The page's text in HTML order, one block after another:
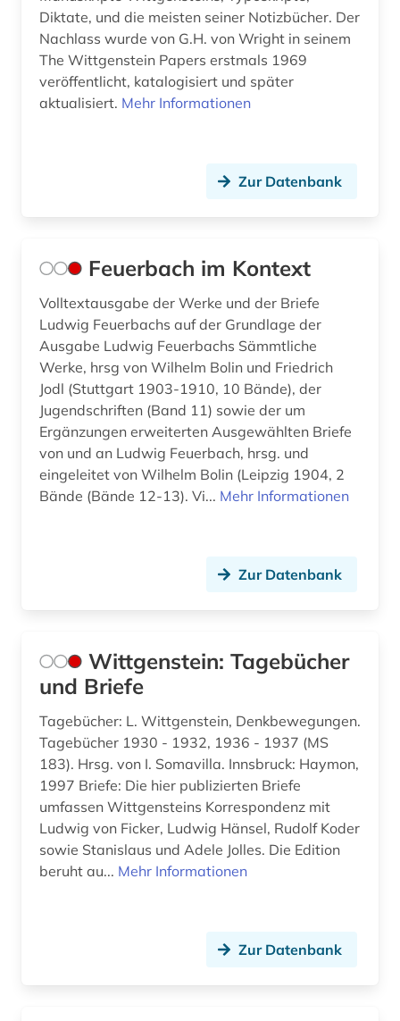
Diktate, und die meisten seiner Notizbücher. Der
Nachlass wurde von G.H. von Wright in seinem
The Wittgenstein Papers erstmals 1969
veröffentlicht, katalogisiert und später
aktualisiert. Mehr Informationen
Zur Datenbank
Feuerbach im Kontext
Volltextausgabe der Werke und der Briefe
Ludwig Feuerbachs auf der Grundlage der
Ausgabe Ludwig Feuerbachs Sämmtliche
Werke, hrsg von Wilhelm Bolin und Friedrich
Jodl (Stuttgart 1903-1910, 10 Bände), der
Jugendschriften (Band 11) sowie der um
Ergänzungen erweiterten Ausgewählten Briefe
von und an Ludwig Feuerbach, hrsg. und
eingeleitet von Wilhelm Bolin (Leipzig 1904, 2
Bände (Bände 12-13). Vi... Mehr Informationen
Zur Datenbank
Wittgenstein: Tagebücher
und Briefe
Tagebücher: L. Wittgenstein, Denkbewegungen.
Tagebücher 1930 - 1932, 1936 - 1937 (MS
183). Hrsg. von I. Somavilla. Innsbruck: Haymon,
1997 Briefe: Die hier publizierten Briefe
umfassen Wittgensteins Korrespondenz mit
Ludwig von Ficker, Ludwig Hänsel, Rudolf Koder
sowie Stanislaus und Adele Jolles. Die Edition
beruht au... Mehr Informationen
Zur Datenbank